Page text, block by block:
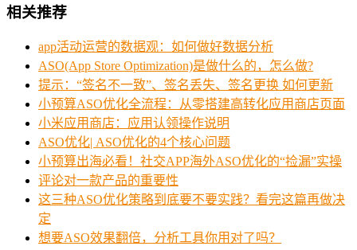
相关推荐
app活动运营的数据观：如何做好数据分析
ASO(App Store Optimization)是做什么的，怎么做?
提示：“签名不一致”、签名丢失、签名更换 如何更新
小预算ASO优化全流程：从零搭建高转化应用商店页面
小米应用商店：应用认领操作说明
ASO优化| ASO优化的4个核心问题
小预算出海必看！社交APP海外ASO优化的“捡漏”实操
评论对一款产品的重要性
这三种ASO优化策略到底要不要实践？看完这篇再做决
定
想要ASO效果翻倍，分析工具你用对了吗？